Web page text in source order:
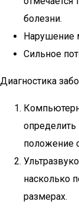
болезни.
Нарушение
Сильное
Диагностика
определить
положение
насколько
размерах.